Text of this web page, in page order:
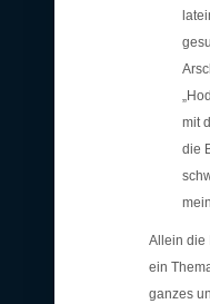
mit
die
Allein die
ein
ganzes